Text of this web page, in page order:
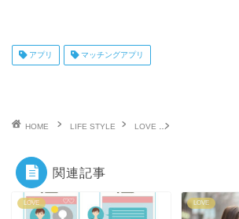
アプリ マッチングアプリ
HOME LIFE STYLE LOVE
関連記事
LOVE LOVE